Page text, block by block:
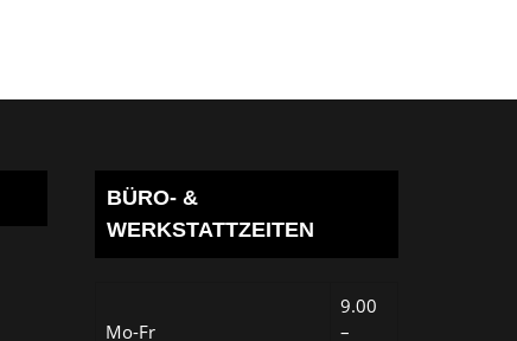
BÜRO- &
WERKSTATTZEITEN
Mo-Fr
9.00
–